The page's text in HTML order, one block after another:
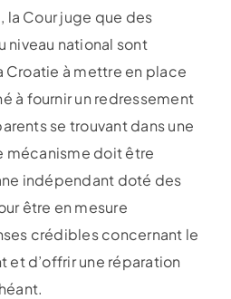
la Cour juge que des
niveau national sont
Croatie à mettre en place
à fournir un redressement
se trouvant dans une
mécanisme doit être
indépendant doté des
être en mesure
crédibles concernant le
et d’offrir une réparation